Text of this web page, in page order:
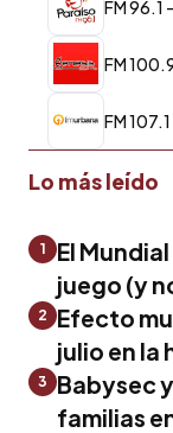
FM 96.1
FM
FM
Lo más leído
1
El
juego (y
2
Efecto
julio en la
3
Babysec
familias